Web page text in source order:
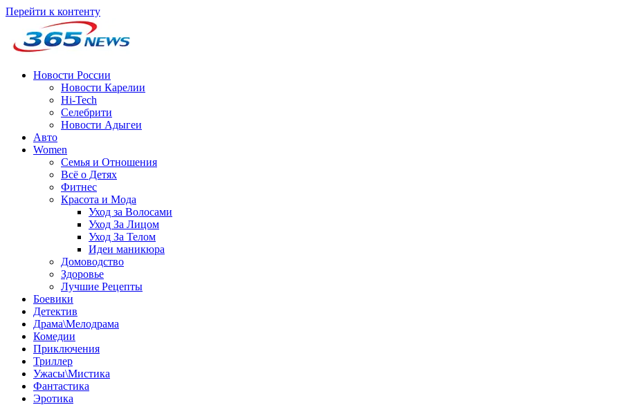
Перейти к контенту
Новости России
Новости Карелии
Hi-Tech
Селебрити
Новости Адыгеи
Авто
Women
Семья и Отношения
Всё о Детях
Фитнес
Красота и Мода
Уход за Волосами
Уход За Лицом
Уход За Телом
Идеи маникюра
Домоводство
Здоровье
Лучшие Рецепты
Боевики
Детектив
Драма\Мелодрама
Комедии
Приключения
Триллер
Ужасы\Мистика
Фантастика
Эротика